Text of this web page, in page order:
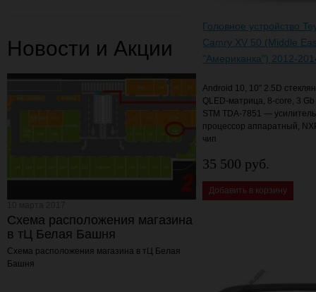
Новости и Акции
Схема расположения магазина
в тЦ Белая Башня
Схема расположения магазина в тЦ Белая
Башня
Головное устройство
Camry XV 50 (Middle
"Американка") 2012-
Android 10, 10" 2.5D
QLED-матрица, 8-core, 3
STM TDA-7851 —
процессор аппаратный,
чип
35 500 руб.
Добавить в корзину